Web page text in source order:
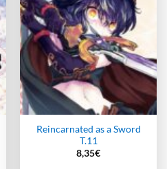
Reincarnated as a Sword
T.11
8,35€